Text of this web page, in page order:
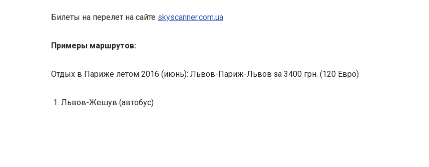
Билеты на перелет на сайте skyscanner.com.ua
Примеры маршрутов:
Отдых в Париже летом 2016 (июнь): Львов-Париж-Львов за 3400 грн. (120 Евро)
Львов-Жешув (автобус)